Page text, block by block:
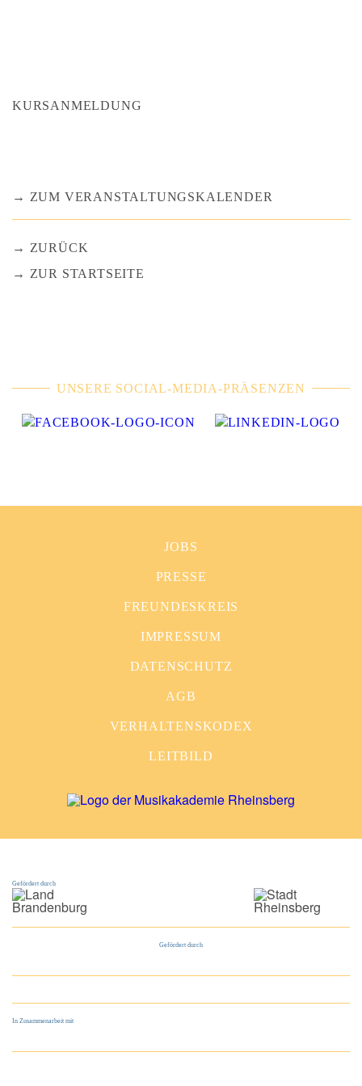
KURSANMELDUNG
ZUM VERANSTALTUNGSKALENDER
ZURÜCK
ZUR STARTSEITE
UNSERE SOCIAL-MEDIA-PRÄSENZEN
JOBS
PRESSE
FREUNDESKREIS
IMPRESSUM
DATENSCHUTZ
AGB
VERHALTENSKODEX
LEITBILD
Gefördert durch
Gefördert durch
In Zusammenarbeit mit